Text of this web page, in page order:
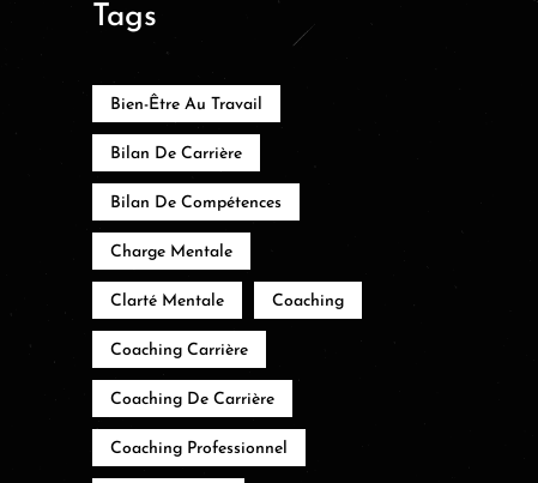
Tags
Bien-Être Au Travail
Bilan De Carrière
Bilan De Compétences
Charge Mentale
Clarté Mentale Coaching
Coaching Carrière
Coaching De Carrière
Coaching Professionnel